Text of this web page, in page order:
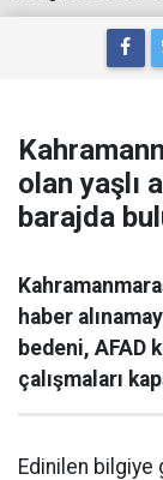
olan yaşlı
barajda
haber
bedeni, AFAD
çalışmaları
Edinilen